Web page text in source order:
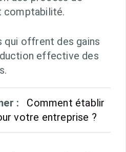
qui offrent des gains
effective des
:
Comment établir
votre entreprise ?